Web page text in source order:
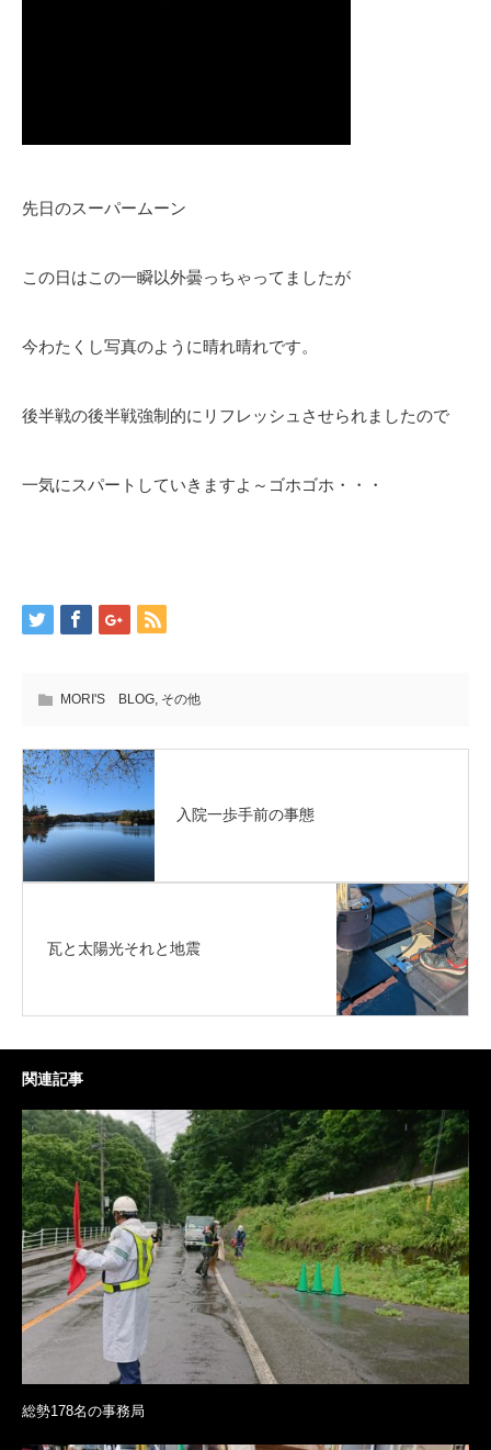
先日のスーパームーン
この日はこの一瞬以外曇っちゃってましたが
今わたくし写真のように晴れ晴れです。
後半戦の後半戦強制的にリフレッシュさせられましたので
一気にスパートしていきますよ～ゴホゴホ・・・
MORI'S BLOG, その他
入院一歩手前の事態
瓦と太陽光それと地震
関連記事
総勢178名の事務局